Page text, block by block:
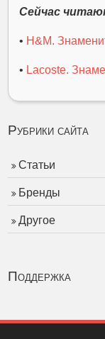
Сейчас
• H&M.
• Lacoste.
Рубрики сайта
Статьи
Бренды
Другое
Поддержка